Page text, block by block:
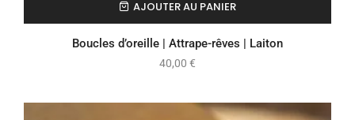
AJOUTER AU PANIER
Boucles d’oreille | Attrape-rêves | Laiton
40,00 €